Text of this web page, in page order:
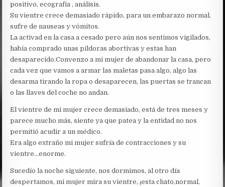
positivo, ecografía , análisis.
Su vientre crece demasiado rápido, para un embarazo normal,
sufre de nauseas y vómitos.
La activad en la casa a cesado pero aún nos sentimos vigilados,
había comprado unas píldoras abortivas y estas han
desaparecido.Convenzo a mi mujer de abandonar la casa, pero
cada vez que vamos a armar las maletas pasa algo, algo las
desarma tirando la ropa o desaparecen, las puertas se trancan
o las llaves del coche no andan.
El vientre de mi mujer crece demasiado, está de tres meses y
parece mucho más, siente ya que patea y la entidad no nos
permitió acudir a un médico.
Era algo extraño mi mujer sufría de contracciones y su
vientre…enorme.
Sucedío la noche siguiente, nos dormimos, al otro día
despertamos, mi mujer mira su vientre, ¡esta chato,normal,